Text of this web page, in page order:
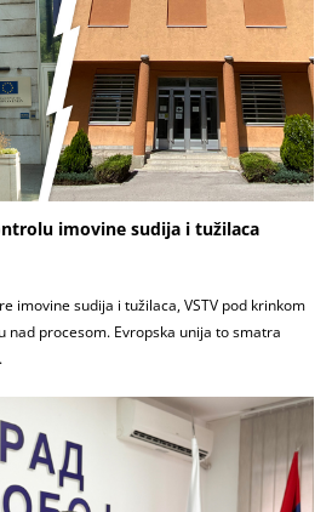
imovine sudija i tužilaca
imovine sudija i tužilaca, VSTV pod krinkom
procesom. Evropska unija to smatra